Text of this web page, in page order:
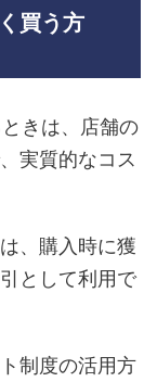
買う方
きは、店舗の
実質的なコス
、購入時に獲
として利用で
制度の活用方